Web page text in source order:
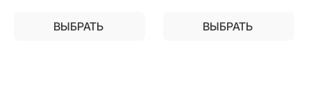
ВЫБРАТЬ ВЫБРАТЬ